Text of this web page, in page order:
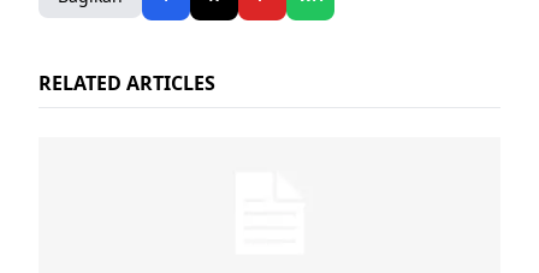
RELATED ARTICLES